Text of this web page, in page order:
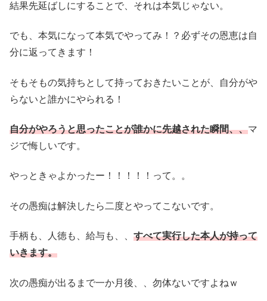
結果先延ばしにすることで、それは本気じゃない。
でも、本気になって本気でやってみ！？必ずその恩恵は自
分に返ってきます！
そもそもの気持ちとして持っておきたいことが、自分がや
らないと誰かにやられる！
自分がやろうと思ったことが誰かに先越された瞬間、、マ
ジで悔しいです。
やっときゃよかったー！！！！！って。。
その愚痴は解決したら二度とやってこないです。
手柄も、人徳も、給与も、、 すべて実行した本人が持って
いきます。
次の愚痴が出るまで一か月後、、勿体ないですよねｗ